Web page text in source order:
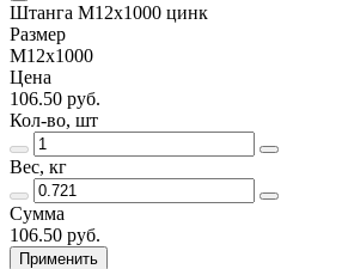
Штанга М12х1000 цинк
Размер
М12х1000
Цена
106.50 руб.
Кол-во, шт
Вес, кг
Сумма
106.50 руб.
Применить